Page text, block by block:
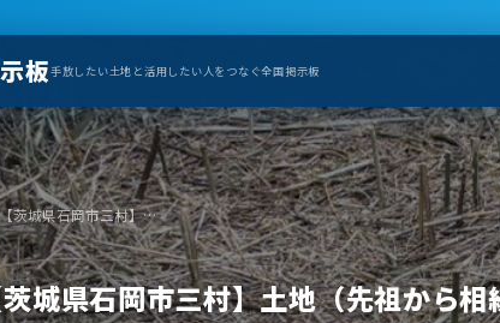
板手放したい土地と活用したい人をつなぐ全国掲示板
（商談中）【茨城県石岡市三村】土地（先祖から相続した山林）あげます！譲ります！０円物件！
城県石岡市三村】土地（先祖から